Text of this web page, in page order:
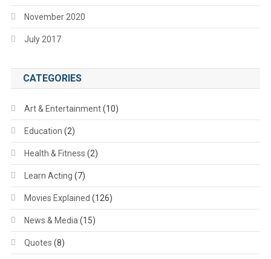
November 2020
July 2017
CATEGORIES
Art & Entertainment(10)
Education (2)
Health & Fitness (2)
Learn Acting (7)
Movies Explained (126)
News & Media (15)
Quotes (8)